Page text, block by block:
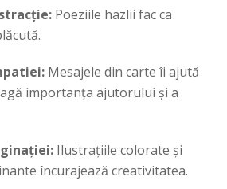
Poeziile hazlii fac ca
Mesajele din carte îi ajută
importanța ajutorului și a
Ilustrațiile colorate și
încurajează creativitatea.